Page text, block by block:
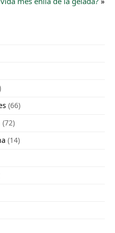
(66)
(72)
(14)